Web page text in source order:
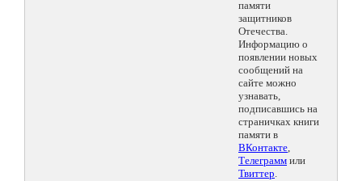
памяти
защитников
Отечества.
Информацию о
появлении новых
сообщений на
сайте можно
узнавать,
подписавшись на
страничках книги
памяти в
ВКонтакте,
Телеграмм или
Твиттер.